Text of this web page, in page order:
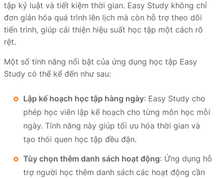
tập kỷ luật và tiết kiệm thời gian. Easy Study không chỉ
đơn giản hóa quá trình lên lịch mà còn hỗ trợ theo dõi
tiến trình, giúp cải thiện hiệu suất học tập một cách rõ
rệt.
Một số tính năng nổi bật của ứng dụng học tập Easy
Study có thể kể đến như sau:
Lập kế hoạch học tập hàng ngày: Easy Study cho
phép học viên lập kế hoạch cho từng môn học mỗi
ngày. Tính năng này giúp tối ưu hóa thời gian và
tạo thói quen học tập đều đặn.
Tùy chọn thêm danh sách hoạt động: Ứng dụng hỗ
trợ người học thêm danh sách các hoạt động cần